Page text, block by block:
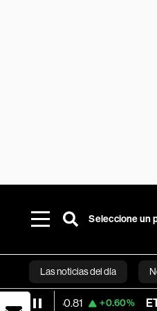
Seleccione un
Las noticias del día
+0.60% ETH/USD